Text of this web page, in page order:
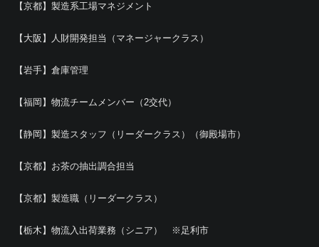
【京都】製造系工場マネジメント
【大阪】人財開発担当（マネージャークラス）
【岩手】倉庫管理
【福岡】物流チームメンバー（2交代）
【静岡】製造スタッフ（リーダークラス）（御殿場市）
【京都】お茶の抽出調合担当
【京都】製造職（リーダークラス）
【栃木】物流入出荷業務（シニア） ※足利市